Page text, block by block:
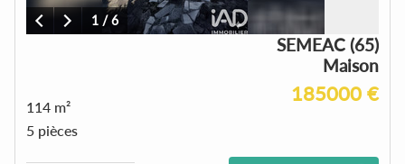
1 /6
SEMEAC (65)
Maison
185000 €
114 m²
5 pièces